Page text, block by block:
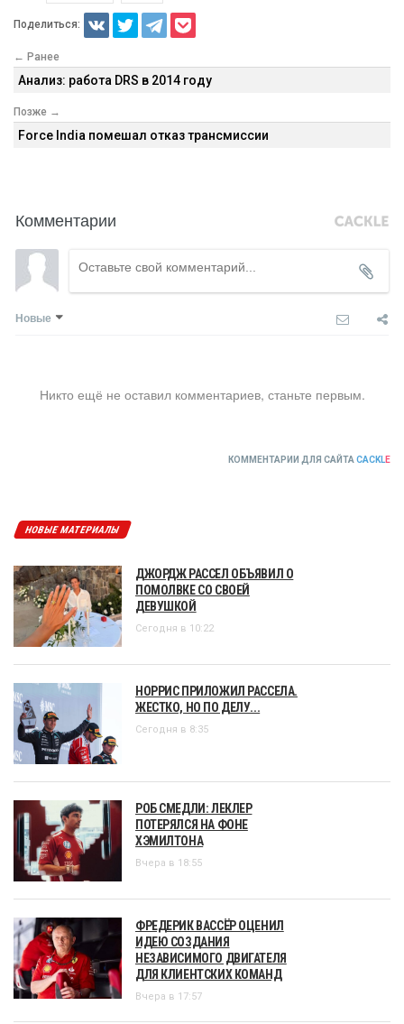
Поделиться:
← Ранее
Анализ: работа DRS в 2014 году
Позже →
Force India помешал отказ трансмиссии
Комментарии
Новые
Никто ещё не оставил комментариев, станьте первым.
КОММЕНТАРИИ ДЛЯ САЙТАCACKLE
НОВЫЕ МАТЕРИАЛЫ
ДЖОРДЖ РАССЕЛ ОБЪЯВИЛ О
ПОМОЛВКЕ СО СВОЕЙ
ДЕВУШКОЙ
Сегодня в 10:22
НОРРИС ПРИЛОЖИЛ РАССЕЛА.
ЖЕСТКО, НО ПО ДЕЛУ...
Сегодня в 8:35
РОБ СМЕДЛИ: ЛЕКЛЕР
ПОТЕРЯЛСЯ НА ФОНЕ
ХЭМИЛТОНА
Вчера в 18:55
ФРЕДЕРИК ВАССЁР ОЦЕНИЛ
ИДЕЮ СОЗДАНИЯ
НЕЗАВИСИМОГО ДВИГАТЕЛЯ
ДЛЯ КЛИЕНТСКИХ КОМАНД
Вчера в 17:57